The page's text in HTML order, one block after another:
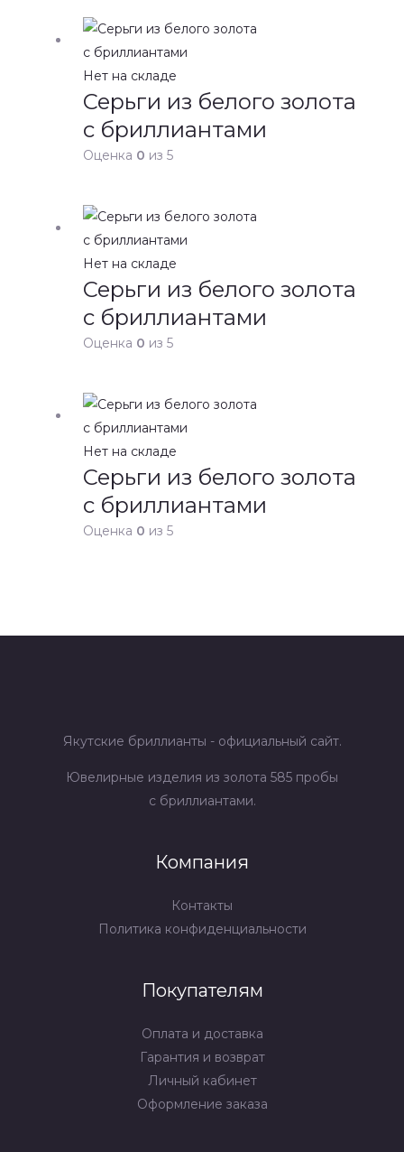
Нет на складе
Серьги из белого золота
с бриллиантами
Оценка 0 из 5
Нет на складе
Серьги из белого золота
с бриллиантами
Оценка 0 из 5
Нет на складе
Серьги из белого золота
с бриллиантами
Оценка 0 из 5
Якутские бриллианты - официальный сайт.
Ювелирные изделия из золота 585 пробы
с бриллиантами.
Компания
Контакты
Политика конфиденциальности
Покупателям
Оплата и доставка
Гарантия и возврат
Личный кабинет
Оформление заказа